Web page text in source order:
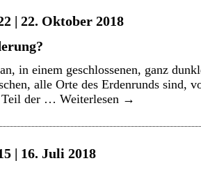
| 22. Oktober 2018
in einem geschlossenen, ganz
alle Orte des Erdenrunds sind,
Teil der … Weiterlesen →
| 16. Juli 2018